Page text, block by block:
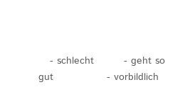
- schlecht - geht so
gut
- vorbildlich